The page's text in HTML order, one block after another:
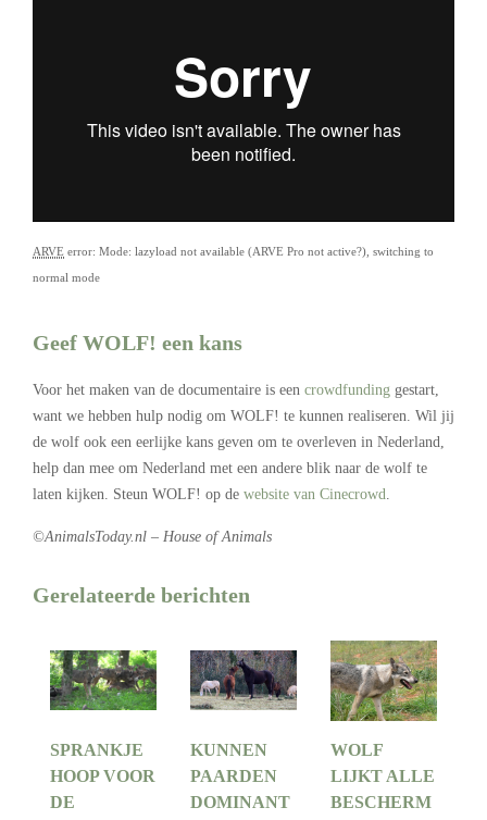
ARVE error: Mode: lazyload not available (ARVE Pro not active?), switching to
normal mode
Geef WOLF! een kans
Voor het maken van de documentaire is een crowdfunding gestart,
want we hebben hulp nodig om WOLF! te kunnen realiseren. Wil jij
de wolf ook een eerlijke kans geven om te overleven in Nederland,
help dan mee om Nederland met een andere blik naar de wolf te
laten kijken. Steun WOLF! op de website van Cinecrowd.
©AnimalsToday.nl – House of Animals
Gerelateerde berichten
SPRANKJE
HOOP VOOR
DE
KUNNEN
PAARDEN
DOMINANT
WOLF
LIJKT ALLE
BESCHERM